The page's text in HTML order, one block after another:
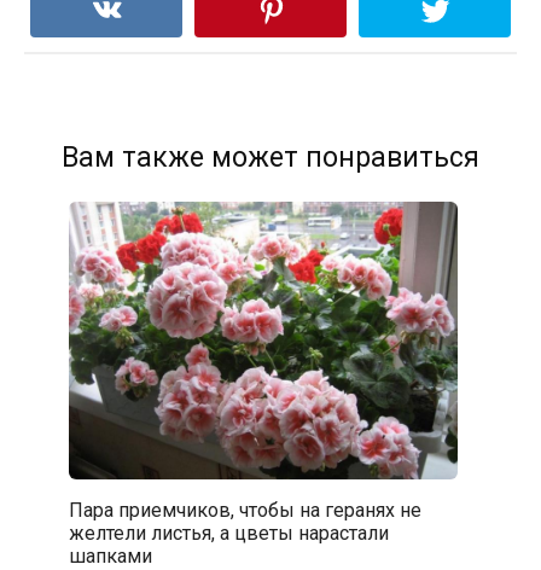
Вам также может понравиться
Пара приемчиков, чтобы на геранях не
желтели листья, а цветы нарастали
шапками